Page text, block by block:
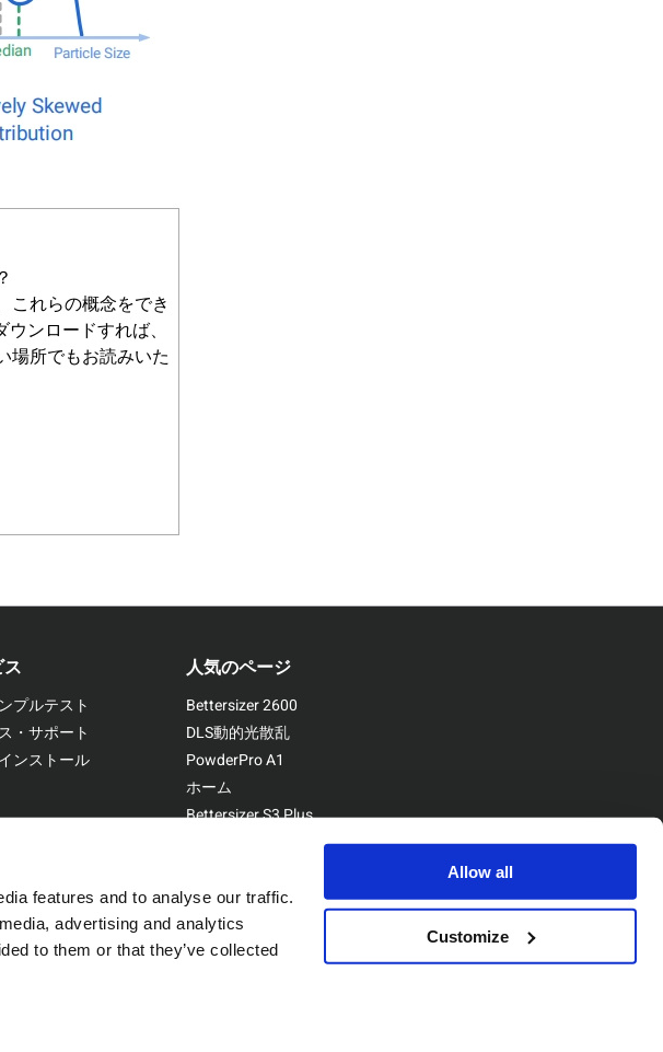
features and to analyse our traffic.
advertising and analytics
to them or that they’ve collected
Allow all
Customize
これらの概念をでき
ンロードすれば、
場所でもお読みいた
プルテスト
・サポート
ンストール
人気のページ
Bettersizer 2600
DLS動的光散乱
PowderPro A1
ホーム
Bettersizer S3 Plus
Copyright © Bettersize Instruments Ltd. All Rights Reserved